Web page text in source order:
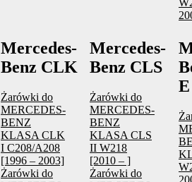
Mercedes-
Benz CLK
Żarówki do
MERCEDES-
BENZ
KLASA CLK
I C208/A208
[1996 – 2003]
Żarówki do
Mercedes-
Benz CLS
Żarówki do
MERCEDES-
BENZ
KLASA CLS
II W218
[2010 – ]
Żarówki do
E